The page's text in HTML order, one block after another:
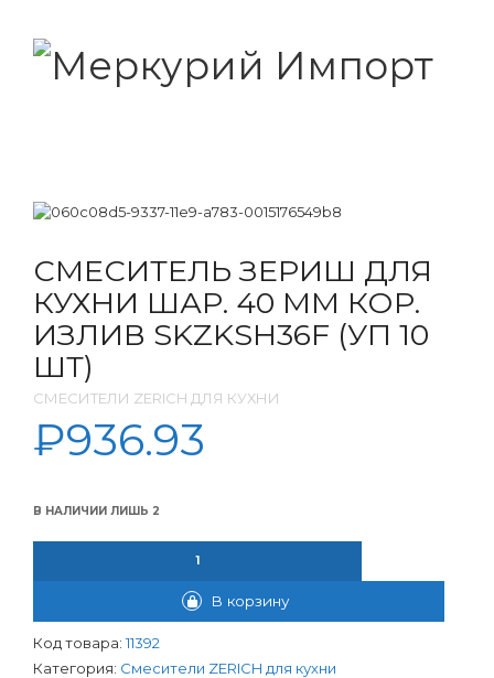
СМЕСИТЕЛЬ ЗЕРИШ ДЛЯ
КУХНИ ШАР. 40 ММ КОР.
ИЗЛИВ SKZKSH36F (УП 10
ШТ)
СМЕСИТЕЛИ ZERICH ДЛЯ КУХНИ
₽936.93
В НАЛИЧИИ ЛИШЬ 2
В корзину
Код товара: 11392
Категория: Смесители ZERICH для кухни